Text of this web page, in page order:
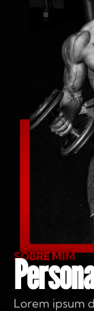
SOBRE MIM
Lorem ipsum